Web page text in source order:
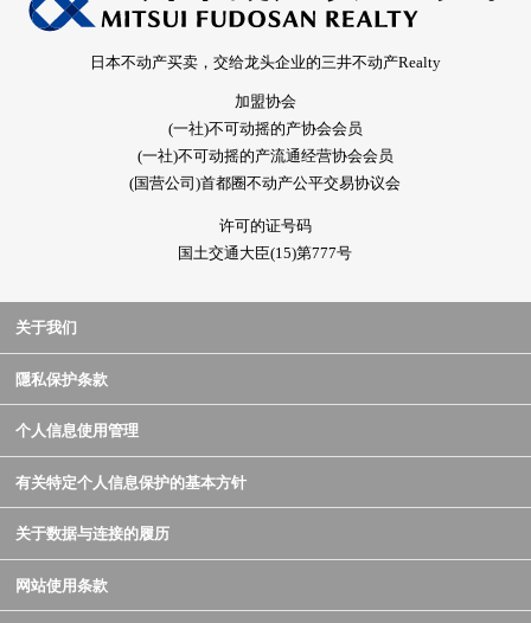
日本不动产买卖，交给龙头企业的三井不动产Realty
加盟协会
(一社)不可动摇的产协会会员
(一社)不可动摇的产流通经营协会会员
(国营公司)首都圈不动产公平交易协议会
许可的证号码
国土交通大臣(15)第777号
关于我们
隱私保护条款
个人信息使用管理
有关特定个人信息保护的基本方针
关于数据与连接的履历
网站使用条款